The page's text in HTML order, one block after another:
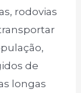
rodovias
de
longas